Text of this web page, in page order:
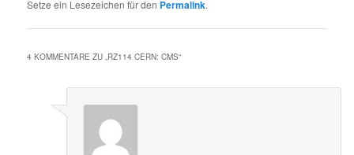
Setze ein Lesezeichen für den Permalink.
4 KOMMENTARE ZU „ RZ114 CERN: CMS“